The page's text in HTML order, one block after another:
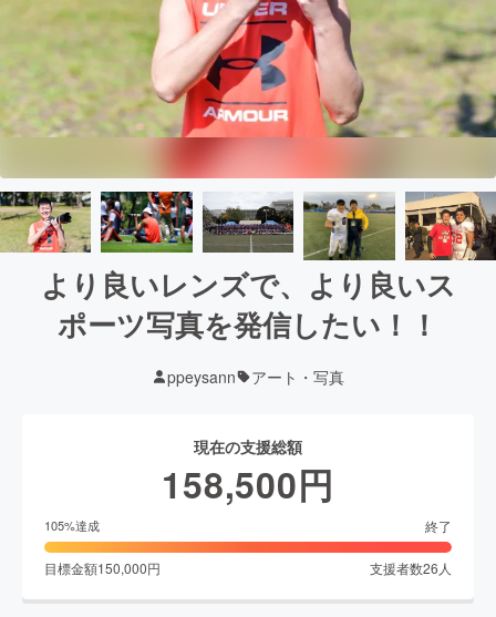
より良いレンズで、より良いス
ポーツ写真を発信したい！！
ppeysann アート・写真
現在の支援総額
158,500円
105%達成 終了
目標金額150,000円 支援者数26 人